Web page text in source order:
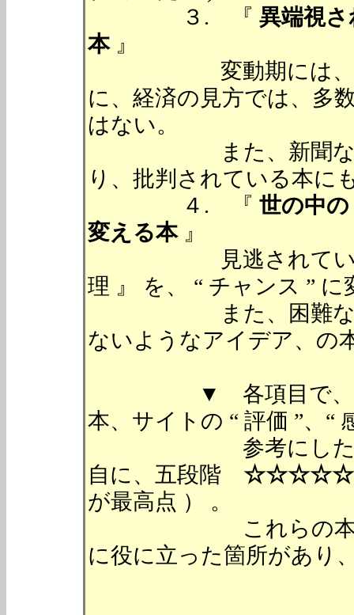
３. 『 異端視
本』
変動期には、常識
に、経済の見方では、多
はない。
また、新聞などの
り、批判されている本に
４. 『 世の中の
変える本』
見逃されている、
理 』 を、 “ チャンス ”
また、困難な問題
ないようなアイデア、の
▼ 各項目で、当サ
本、サイトの “ 評価 ”、“
参考にした本、サ
自に、五段階 ☆☆☆☆☆
が最高点 ） 。
これらの本、サイ
に役に立った箇所があ